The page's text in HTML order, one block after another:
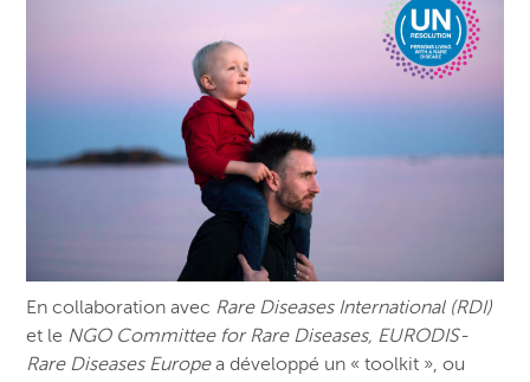
En collaboration avec Rare Diseases International (RDI)
et le NGO Committee for Rare Diseases, EURODIS-
Rare Diseases Europea développé un « toolkit », ou